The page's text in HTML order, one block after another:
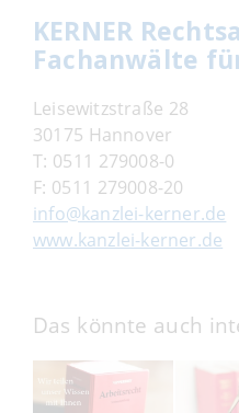
KERNER
Fachanwälte
Leisewitzstraße 28
30175 Hannover
T: 0511 279008-0
F: 0511 279008-20
info@kanzlei-kerner.de
www.kanzlei-kerner.de
Das könnte auch